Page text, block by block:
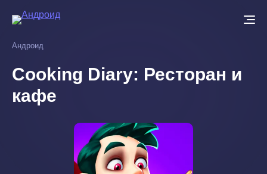
основному
Андроид
Cooking Diary: Ресторан и
кафе